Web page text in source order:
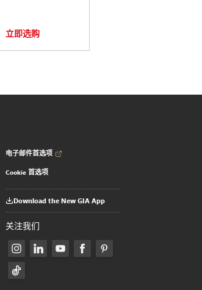
立即选购
电子邮件首选项
Cookie 首选项
Download the New GIA App
关注我们